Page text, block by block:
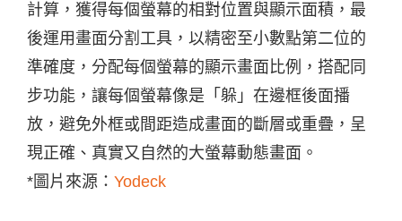
計算，獲得每個螢幕的相對位置與顯示面積，最
後運用畫面分割工具，以精密至小數點第二位的
準確度，分配每個螢幕的顯示畫面比例，搭配同
步功能，讓每個螢幕像是「躲」在邊框後面播
放，避免外框或間距造成畫面的斷層或重疊，呈
現正確、真實又自然的大螢幕動態畫面。
*圖片來源： Yodeck